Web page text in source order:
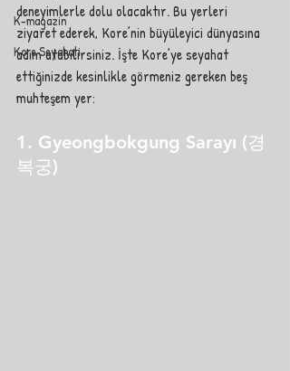
K-magazin
Kore Seyahati
deneyimlerle dolu olacaktır. Bu yerleri
ziyaret ederek, Kore’nin büyüleyici dünyasına
adım atabilirsiniz. İşte Kore’ye seyahat
ettiğinizde kesinlikle görmeniz gereken beş
muhteşem yer:
1. Gyeongbokgung Sarayı (경
복궁)